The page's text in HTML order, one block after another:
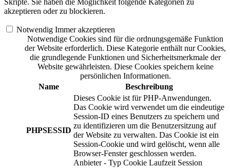
Skripte. Sie haben die Möglichkeit folgende Kategorien zu
akzeptieren oder zu blockieren.
Notwendig Immer akzeptieren
Notwendige Cookies sind für die ordnungsgemäße Funktion
der Website erforderlich. Diese Kategorie enthält nur Cookies,
die grundlegende Funktionen und Sicherheitsmerkmale der
Website gewährleisten. Diese Cookies speichern keine
persönlichen Informationen.
Name
Beschreibung
PHPSESSID
Dieses Cookie ist für PHP-Anwendungen.
Das Cookie wird verwendet um die eindeutige
Session-ID eines Benutzers zu speichern und
zu identifizieren um die Benutzersitzung auf
der Website zu verwalten. Das Cookie ist ein
Session-Cookie und wird gelöscht, wenn alle
Browser-Fenster geschlossen werden.
Anbieter - Typ Cookie Laufzeit Session